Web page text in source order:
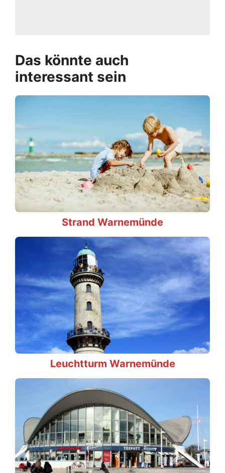
Das könnte auch
interessant sein
Strand Warnemünde
Leuchtturm Warnemünde